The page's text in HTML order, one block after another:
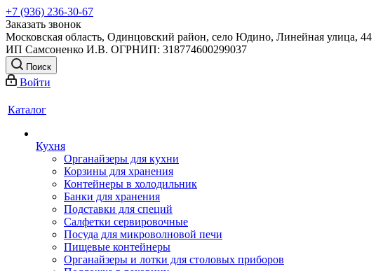
+7 (936) 236-30-67
Заказать звонок
Московская область, Одинцовский район, село Юдино, Линейная улица, 44
ИП Самсоненко И.В. ОГРНИП: 318774600299037
Поиск
Войти
Каталог
Кухня
Органайзеры для кухни
Корзины для хранения
Контейнеры в холодильник
Банки для хранения
Подставки для специй
Салфетки сервировочные
Посуда для микроволновой печи
Пищевые контейнеры
Органайзеры и лотки для столовых приборов